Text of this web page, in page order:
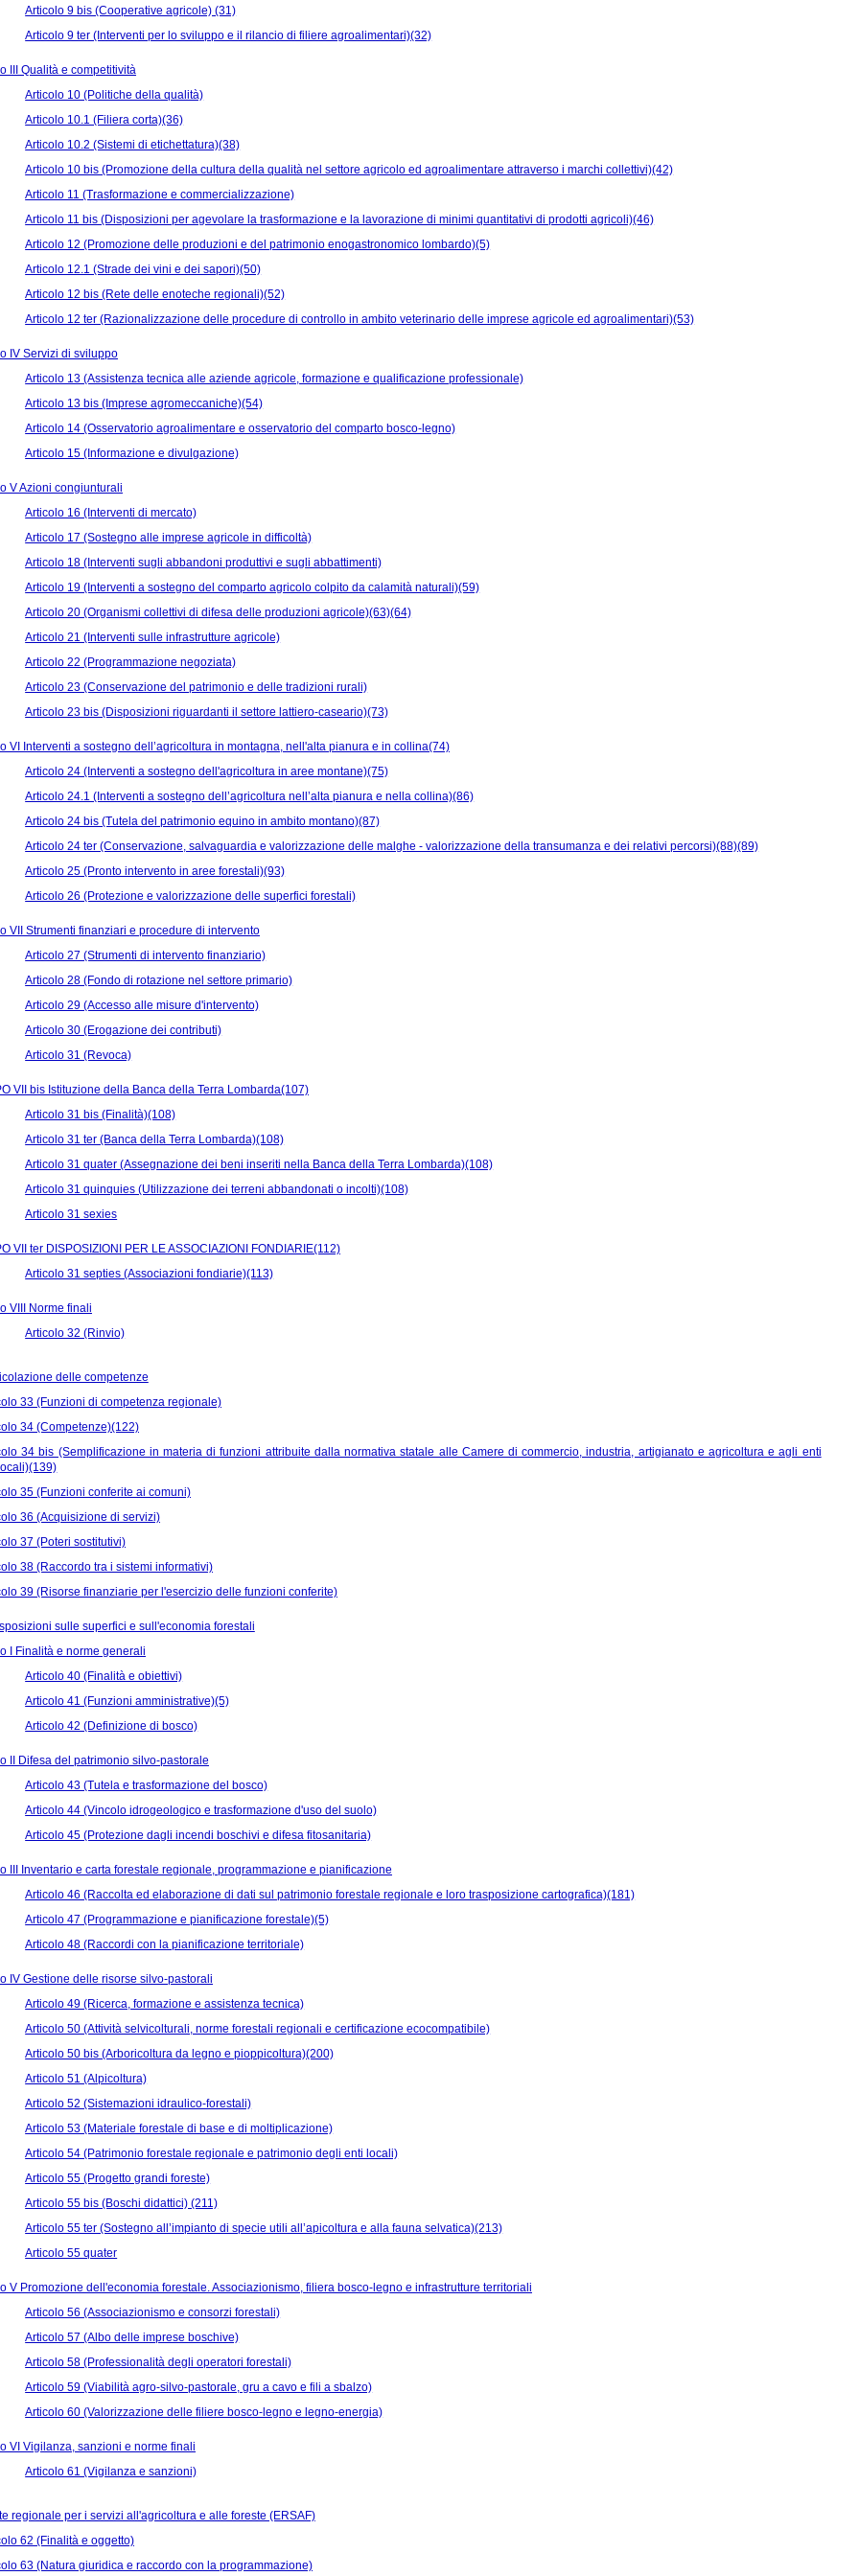
Articolo 9 bis (Cooperative agricole) (31)
Articolo 9 ter (Interventi per lo sviluppo e il rilancio di filiere agroalimentari)(32)
III Qualità e competitività
Articolo 10 (Politiche della qualità)
Articolo 10.1 (Filiera corta)(36)
Articolo 10.2 (Sistemi di etichettatura)(38)
Articolo 10 bis (Promozione della cultura della qualità nel settore agricolo ed agroalimentare attraverso i marchi collettivi)(42)
Articolo 11 (Trasformazione e commercializzazione)
Articolo 11 bis (Disposizioni per agevolare la trasformazione e la lavorazione di minimi quantitativi di prodotti agricoli)(46)
Articolo 12 (Promozione delle produzioni e del patrimonio enogastronomico lombardo)(5)
Articolo 12.1 (Strade dei vini e dei sapori)(50)
Articolo 12 bis (Rete delle enoteche regionali)(52)
Articolo 12 ter (Razionalizzazione delle procedure di controllo in ambito veterinario delle imprese agricole ed agroalimentari)(53)
IV Servizi di sviluppo
Articolo 13 (Assistenza tecnica alle aziende agricole, formazione e qualificazione professionale)
Articolo 13 bis (Imprese agromeccaniche)(54)
Articolo 14 (Osservatorio agroalimentare e osservatorio del comparto bosco-legno)
Articolo 15 (Informazione e divulgazione)
V Azioni congiunturali
Articolo 16 (Interventi di mercato)
Articolo 17 (Sostegno alle imprese agricole in difficoltà)
Articolo 18 (Interventi sugli abbandoni produttivi e sugli abbattimenti)
Articolo 19 (Interventi a sostegno del comparto agricolo colpito da calamità naturali)(59)
Articolo 20 (Organismi collettivi di difesa delle produzioni agricole)(63)(64)
Articolo 21 (Interventi sulle infrastrutture agricole)
Articolo 22 (Programmazione negoziata)
Articolo 23 (Conservazione del patrimonio e delle tradizioni rurali)
Articolo 23 bis (Disposizioni riguardanti il settore lattiero-caseario)(73)
VI Interventi a sostegno dell’agricoltura in montagna, nell'alta pianura e in collina(74)
Articolo 24 (Interventi a sostegno dell'agricoltura in aree montane)(75)
Articolo 24.1 (Interventi a sostegno dell’agricoltura nell’alta pianura e nella collina)(86)
Articolo 24 bis (Tutela del patrimonio equino in ambito montano)(87)
Articolo 24 ter (Conservazione, salvaguardia e valorizzazione delle malghe - valorizzazione della transumanza e dei relativi percorsi)(88)(89)
Articolo 25 (Pronto intervento in aree forestali)(93)
Articolo 26 (Protezione e valorizzazione delle superfici forestali)
VII Strumenti finanziari e procedure di intervento
Articolo 27 (Strumenti di intervento finanziario)
Articolo 28 (Fondo di rotazione nel settore primario)
Articolo 29 (Accesso alle misure d'intervento)
Articolo 30 (Erogazione dei contributi)
Articolo 31 (Revoca)
VII bis Istituzione della Banca della Terra Lombarda(107)
Articolo 31 bis (Finalità)(108)
Articolo 31 ter (Banca della Terra Lombarda)(108)
Articolo 31 quater (Assegnazione dei beni inseriti nella Banca della Terra Lombarda)(108)
Articolo 31 quinquies (Utilizzazione dei terreni abbandonati o incolti)(108)
Articolo 31 sexies
VII ter DISPOSIZIONI PER LE ASSOCIAZIONI FONDIARIE(112)
Articolo 31 septies (Associazioni fondiarie)(113)
VIII Norme finali
Articolo 32 (Rinvio)
delle competenze
33 (Funzioni di competenza regionale)
34 (Competenze)(122)
34 bis (Semplificazione in materia di funzioni attribuite dalla normativa statale alle Camere di commercio, industria, artigianato e agricoltura e agli enti
locali)(139)
35 (Funzioni conferite ai comuni)
36 (Acquisizione di servizi)
37 (Poteri sostitutivi)
38 (Raccordo tra i sistemi informativi)
39 (Risorse finanziarie per l'esercizio delle funzioni conferite)
sulle superfici e sull'economia forestali
I Finalità e norme generali
Articolo 40 (Finalità e obiettivi)
Articolo 41 (Funzioni amministrative)(5)
Articolo 42 (Definizione di bosco)
II Difesa del patrimonio silvo-pastorale
Articolo 43 (Tutela e trasformazione del bosco)
Articolo 44 (Vincolo idrogeologico e trasformazione d'uso del suolo)
Articolo 45 (Protezione dagli incendi boschivi e difesa fitosanitaria)
III Inventario e carta forestale regionale, programmazione e pianificazione
Articolo 46 (Raccolta ed elaborazione di dati sul patrimonio forestale regionale e loro trasposizione cartografica)(181)
Articolo 47 (Programmazione e pianificazione forestale)(5)
Articolo 48 (Raccordi con la pianificazione territoriale)
IV Gestione delle risorse silvo-pastorali
Articolo 49 (Ricerca, formazione e assistenza tecnica)
Articolo 50 (Attività selvicolturali, norme forestali regionali e certificazione ecocompatibile)
Articolo 50 bis (Arboricoltura da legno e pioppicoltura)(200)
Articolo 51 (Alpicoltura)
Articolo 52 (Sistemazioni idraulico-forestali)
Articolo 53 (Materiale forestale di base e di moltiplicazione)
Articolo 54 (Patrimonio forestale regionale e patrimonio degli enti locali)
Articolo 55 (Progetto grandi foreste)
Articolo 55 bis (Boschi didattici) (211)
Articolo 55 ter (Sostegno all’impianto di specie utili all’apicoltura e alla fauna selvatica)(213)
Articolo 55 quater
V Promozione dell'economia forestale. Associazionismo, filiera bosco-legno e infrastrutture territoriali
Articolo 56 (Associazionismo e consorzi forestali)
Articolo 57 (Albo delle imprese boschive)
Articolo 58 (Professionalità degli operatori forestali)
Articolo 59 (Viabilità agro-silvo-pastorale, gru a cavo e fili a sbalzo)
Articolo 60 (Valorizzazione delle filiere bosco-legno e legno-energia)
VI Vigilanza, sanzioni e norme finali
Articolo 61 (Vigilanza e sanzioni)
regionale per i servizi all'agricoltura e alle foreste (ERSAF)
62 (Finalità e oggetto)
63 (Natura giuridica e raccordo con la programmazione)